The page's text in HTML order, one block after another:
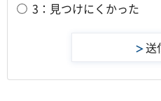
3：見つけにくかった